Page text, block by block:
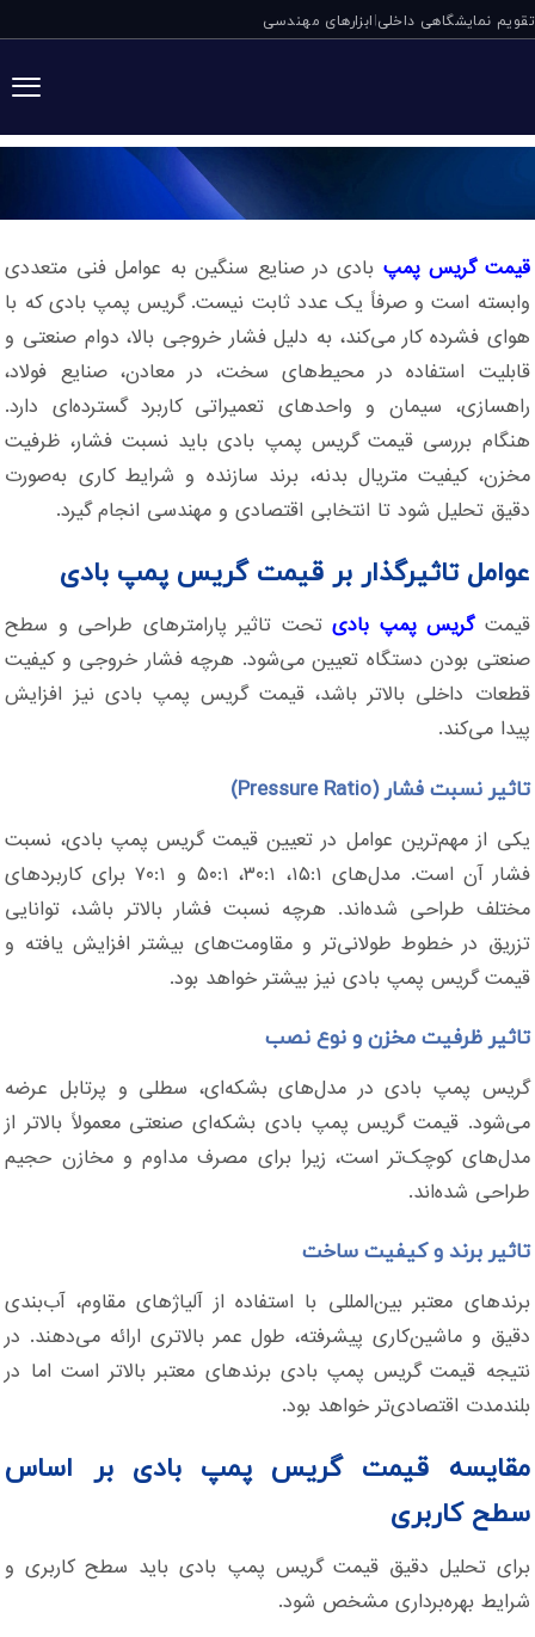
تقویم نمایشگاهی داخلی|ابزارهای مهندسی
قیمت گریس
قیمت گریس پمپ بادی در صنایع سنگین به عوامل فنی متعددی
وابسته است و صرفاً یک عدد ثابت نیست. گریس پمپ بادی که با
هوای فشرده کار می‌کند، به دلیل فشار خروجی بالا، دوام صنعتی و
قابلیت استفاده در محیط‌های سخت، در معادن، صنایع فولاد،
راهسازی، سیمان و واحدهای تعمیراتی کاربرد گسترده‌ای دارد.
هنگام بررسی قیمت گریس پمپ بادی باید نسبت فشار، ظرفیت
مخزن، کیفیت متریال بدنه، برند سازنده و شرایط کاری به‌صورت
دقیق تحلیل شود تا انتخابی اقتصادی و مهندسی انجام گیرد.
عوامل تاثیرگذار بر قیمت گریس پمپ بادی
قیمتگریس پمپ بادیتحت تاثیر پارامترهای طراحی و سطح
صنعتی بودن دستگاه تعیین می‌شود. هرچه فشار خروجی و کیفیت
قطعات داخلی بالاتر باشد، قیمت گریس پمپ بادی نیز افزایش
پیدا می‌کند.
تاثیر نسبت فشار (Pressure Ratio)
یکی از مهم‌ترین عوامل در تعیین قیمت گریس پمپ بادی، نسبت
فشار آن است. مدل‌های ۱۵:۱، ۳۰:۱، ۵۰:۱ و ۷۰:۱ برای کاربردهای
مختلف طراحی شده‌اند. هرچه نسبت فشار بالاتر باشد، توانایی
تزریق در خطوط طولانی‌تر و مقاومت‌های بیشتر افزایش یافته و
قیمت گریس پمپ بادی نیز بیشتر خواهد بود.
تاثیر ظرفیت مخزن و نوع نصب
گریس پمپ بادی در مدل‌های بشکه‌ای، سطلی و پرتابل عرضه
می‌شود. قیمت گریس پمپ بادی بشکه‌ای صنعتی معمولاً بالاتر از
مدل‌های کوچک‌تر است، زیرا برای مصرف مداوم و مخازن حجیم
طراحی شده‌اند.
تاثیر برند و کیفیت ساخت
برندهای معتبر بین‌المللی با استفاده از آلیاژهای مقاوم، آب‌بندی
دقیق و ماشین‌کاری پیشرفته، طول عمر بالاتری ارائه می‌دهند. در
نتیجه قیمت گریس پمپ بادی برندهای معتبر بالاتر است اما در
بلندمدت اقتصادی‌تر خواهد بود.
مقایسه قیمت گریس پمپ بادی بر اساس
سطح کاربری
برای تحلیل دقیق قیمت گریس پمپ بادی باید سطح کاربری و
شرایط بهره‌برداری مشخص شود.